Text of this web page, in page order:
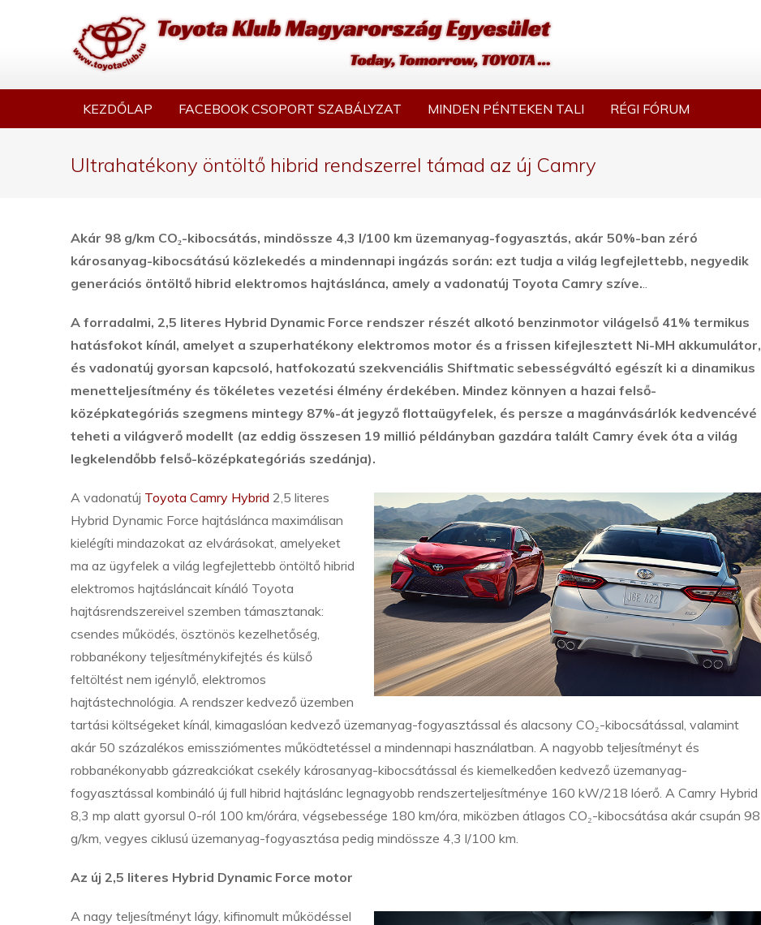
KEZDŐLAP FACEBOOK CSOPORT SZABÁLYZAT MINDEN PÉNTEKEN TALI RÉGI FÓRUM
Ultrahatékony öntöltő hibrid rendszerrel támad az új Camry
Akár 98 g/km CO₂-kibocsátás, mindössze 4,3 l/100 km üzemanyag-fogyasztás, akár 50%-ban zéró
károsanyag-kibocsátású közlekedés a mindennapi ingázás során: ezt tudja a világ legfejlettebb, negyedik
generációs öntöltő hibrid elektromos hajtáslánca, amely a vadonatúj Toyota Camry szíve...
A forradalmi, 2,5 literes Hybrid Dynamic Force rendszer részét alkotó benzinmotor világelső 41% termikus
hatásfokot kínál, amelyet a szuperhatékony elektromos motor és a frissen kifejlesztett Ni-MH akkumulátor,
és vadonatúj gyorsan kapcsoló, hatfokozatú szekvenciális Shiftmatic sebességváltó egészít ki a dinamikus
menetteljesítmény és tökéletes vezetési élmény érdekében. Mindez könnyen a hazai felső-
középkategóriás szegmens mintegy 87%-át jegyző flottaügyfelek, és persze a magánvásárlók kedvencévé
teheti a világverő modellt (az eddig összesen 19 millió példányban gazdára talált Camry évek óta a világ
legkelendőbb felső-középkategóriás szedánja).
A vadonatúj Toyota Camry Hybrid 2,5 literes
Hybrid Dynamic Force hajtáslánca maximálisan
kielégíti mindazokat az elvárásokat, amelyeket
ma az ügyfelek a világ legfejlettebb öntöltő hibrid
elektromos hajtásláncait kínáló Toyota
hajtásrendszereivel szemben támasztanak:
csendes működés, ösztönös kezelhetőség,
robbanékony teljesítménykifejtés és külső
feltöltést nem igénylő, elektromos
hajtástechnológia. A rendszer kedvező üzemben
tartási költségeket kínál, kimagaslóan kedvező üzemanyag-fogyasztással és alacsony CO₂-kibocsátással, valamint
akár 50 százalékos emissziómentes működtetéssel a mindennapi használatban. A nagyobb teljesítményt és
robbanékonyabb gázreakciókat csekély károsanyag-kibocsátással és kiemelkedően kedvező üzemanyag-
fogyasztással kombináló új full hibrid hajtáslánc legnagyobb rendszerteljesítménye 160 kW/218 lóerő. A Camry Hybrid
8,3 mp alatt gyorsul 0-ról 100 km/órára, végsebessége 180 km/óra, miközben átlagos CO₂-kibocsátása akár csupán 98
g/km, vegyes ciklusú üzemanyag-fogyasztása pedig mindössze 4,3 l/100 km.
Az új 2,5 literes Hybrid Dynamic Force motor
A nagy teljesítményt lágy, kifinomult működéssel